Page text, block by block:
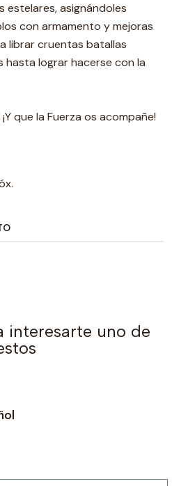
estelares, asignándoles
con armamento y mejoras
librar cruentas batallas
hasta lograr hacerse con la
que la Fuerza os acompañe!
interesarte uno de